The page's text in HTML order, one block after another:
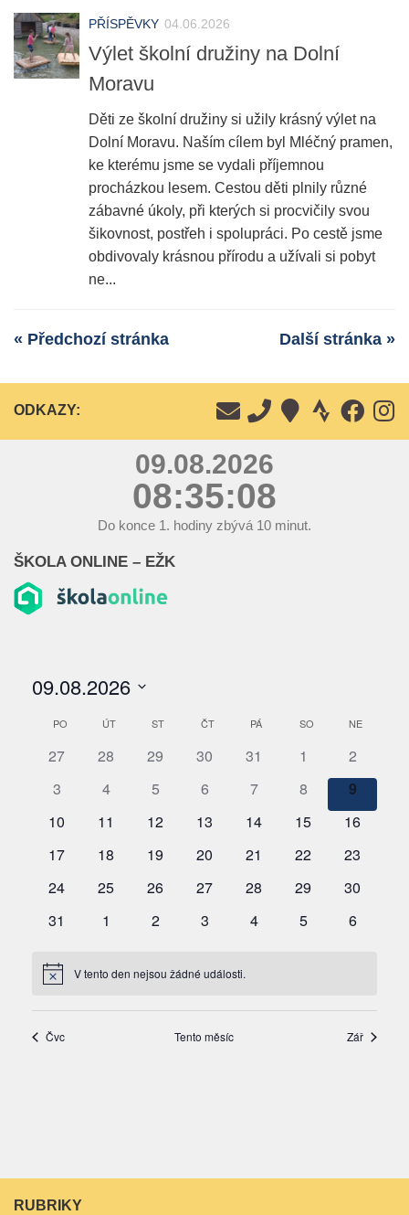
PŘÍSPĚVKY 04.06.2026
Výlet školní družiny na Dolní
Moravu
Děti ze školní družiny si užily krásný výlet na
Dolní Moravu. Naším cílem byl Mléčný pramen,
ke kterému jsme se vydali příjemnou
procházkou lesem. Cestou děti plnily různé
zábavné úkoly, při kterých si procvičily svou
šikovnost, postřeh i spolupráci. Po cestě jsme
obdivovaly krásnou přírodu a užívali si pobyt
ne...
« Předchozí stránka Další stránka »
ODKAZY:
09.08.2026
08:35:08
Do konce 1. hodiny zbývá 10 minut.
ŠKOLA ONLINE – EŽK
RUBRIKY